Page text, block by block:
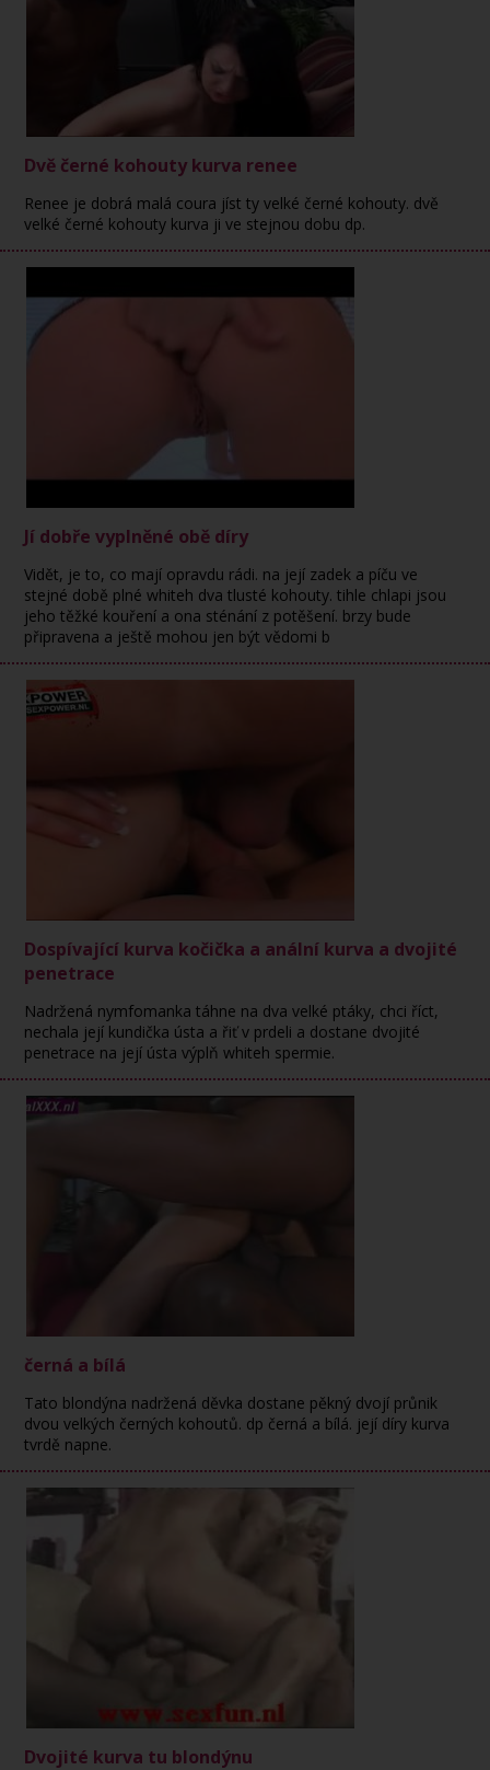
Dvě černé kohouty kurva renee
Renee je dobrá malá coura jíst ty velké černé kohouty. dvě
velké černé kohouty kurva ji ve stejnou dobu dp.
Jí dobře vyplněné obě díry
Vidět, je to, co mají opravdu rádi. na její zadek a píču ve
stejné době plné whiteh dva tlusté kohouty. tihle chlapi jsou
jeho těžké kouření a ona sténání z potěšení. brzy bude
připravena a ještě mohou jen být vědomi b
Dospívající kurva kočička a anální kurva a dvojité
penetrace
Nadržená nymfomanka táhne na dva velké ptáky, chci říct,
nechala její kundička ústa a řiť v prdeli a dostane dvojité
penetrace na její ústa výplň whiteh spermie.
černá a bílá
Tato blondýna nadržená děvka dostane pěkný dvojí průnik
dvou velkých černých kohoutů. dp černá a bílá. její díry kurva
tvrdě napne.
Dvojité kurva tu blondýnu